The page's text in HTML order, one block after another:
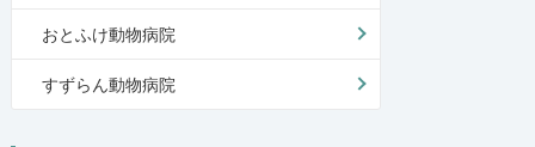
おとふけ動物病院
すずらん動物病院